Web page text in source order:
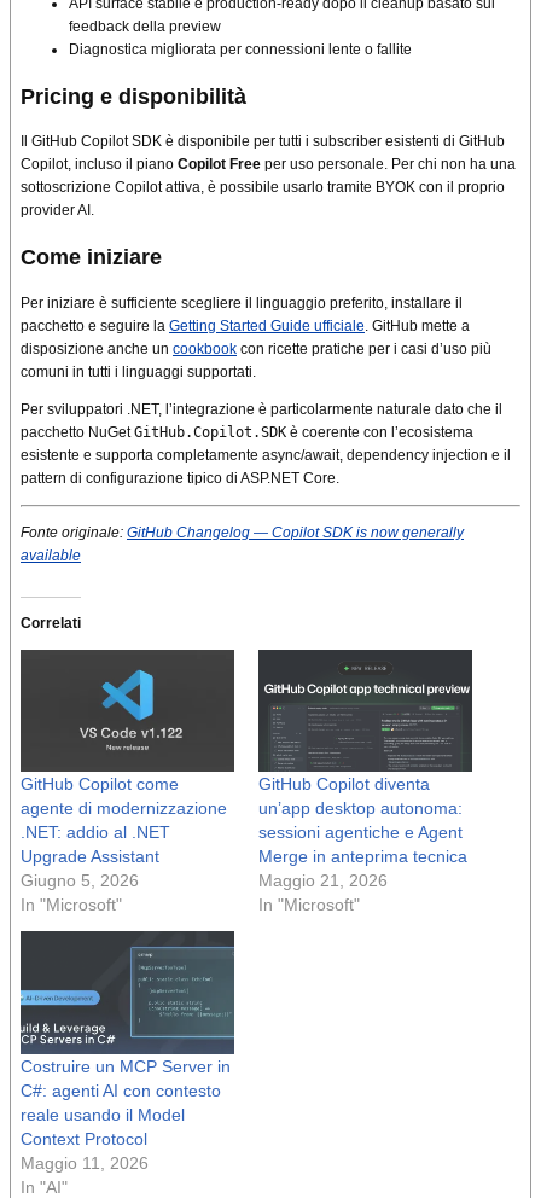
feedback della preview
Diagnostica migliorata per connessioni lente o fallite
Pricing e disponibilità
Il GitHub Copilot SDK è disponibile per tutti i subscriber esistenti di GitHub
Copilot, incluso il piano Copilot Free per uso personale. Per chi non ha una
sottoscrizione Copilot attiva, è possibile usarlo tramite BYOK con il proprio
provider AI.
Come iniziare
Per iniziare è sufficiente scegliere il linguaggio preferito, installare il
pacchetto e seguire la Getting Started Guide ufficiale. GitHub mette a
disposizione anche un cookbook con ricette pratiche per i casi d’uso più
comuni in tutti i linguaggi supportati.
Per sviluppatori .NET, l’integrazione è particolarmente naturale dato che il
pacchetto NuGetGitHub.Copilot.SDK è coerente con l’ecosistema
esistente e supporta completamente async/await, dependency injection e il
pattern di configurazione tipico di ASP.NET Core.
Fonte originale: GitHub Changelog — Copilot SDK is now generally
available
Correlati
GitHub Copilot come
agente di modernizzazione
.NET: addio al .NET
Upgrade Assistant
Giugno 5, 2026
In "Microsoft"
GitHub Copilot diventa
un’app desktop autonoma:
sessioni agentiche e Agent
Merge in anteprima tecnica
Maggio 21, 2026
In "Microsoft"
Costruire un MCP Server in
C#: agenti AI con contesto
reale usando il Model
Context Protocol
Maggio 11, 2026
In "AI"